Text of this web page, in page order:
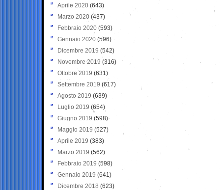
Aprile 2020 (643)
Marzo 2020 (437)
Febbraio 2020 (593)
Gennaio 2020 (596)
Dicembre 2019 (542)
Novembre 2019 (316)
Ottobre 2019 (631)
Settembre 2019 (617)
Agosto 2019 (639)
Luglio 2019 (654)
Giugno 2019 (598)
Maggio 2019 (527)
Aprile 2019 (383)
Marzo 2019 (562)
Febbraio 2019 (598)
Gennaio 2019 (641)
Dicembre 2018 (623)